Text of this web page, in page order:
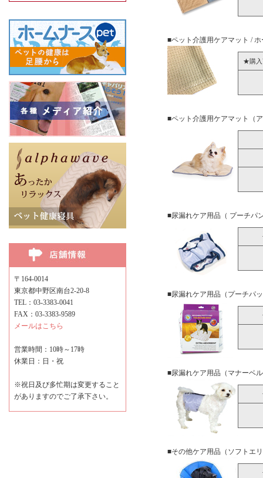
〒164-0014
東京都中野区南台2-20-8
TEL：03-3383-0041
FAX：03-3383-9589
メールはこちら
営業時間：10時～17時
休業日：日・祝
※祝日及び多忙期は変更すること
がありますのでご了承下さい。
■ペット介護用ケアマット /
★購入
■ペット介護用ケアマット（
■尿漏れケア用品（ プーチパ
■尿漏れケア用品（プーチパ
■尿漏れケア用品（マナーベ
■その他ケア用品（ソフトエ